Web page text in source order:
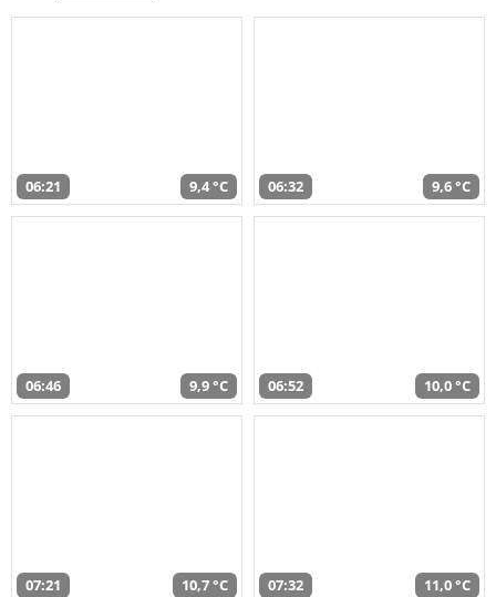
06:21 9,4 °C 06:32 9,6 °C
06:46 9,9 °C 06:52 10,0 °C
07:21 10,7 °C 07:32 11,0 °C